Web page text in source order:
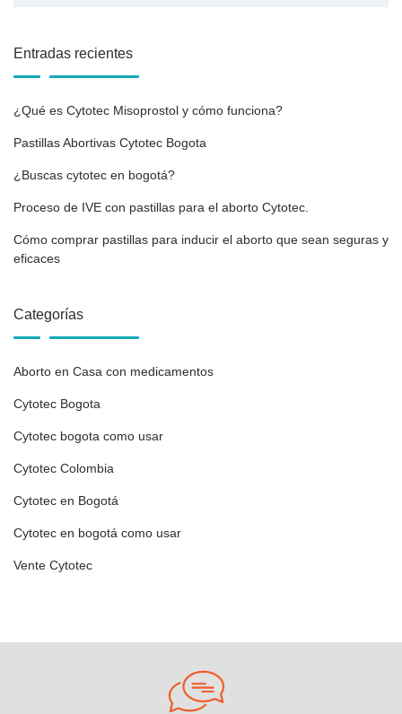
Entradas recientes
¿Qué es Cytotec Misoprostol y cómo funciona?
Pastillas Abortivas Cytotec Bogota
¿Buscas cytotec en bogotá?
Proceso de IVE con pastillas para el aborto Cytotec.
Cómo comprar pastillas para inducir el aborto que sean seguras y
eficaces
Categorías
Aborto en Casa con medicamentos
Cytotec Bogota
Cytotec bogota como usar
Cytotec Colombia
Cytotec en Bogotá
Cytotec en bogotá como usar
Vente Cytotec